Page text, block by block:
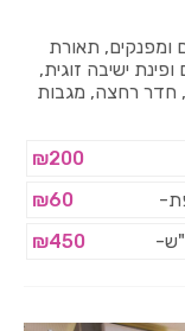
ומפנקים, תאורת
ופינת ישיבה זוגית,
חדר רחצה, מגבות
₪200
₪60
₪450